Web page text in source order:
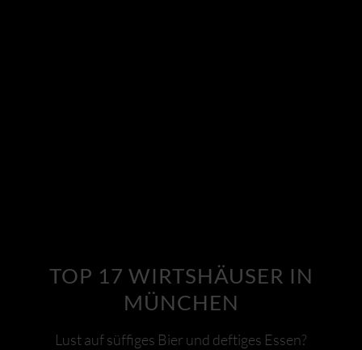
TOP 17 WIRTSHÄUSER IN
MÜNCHEN
Lust auf süffiges Bier und deftiges Essen?